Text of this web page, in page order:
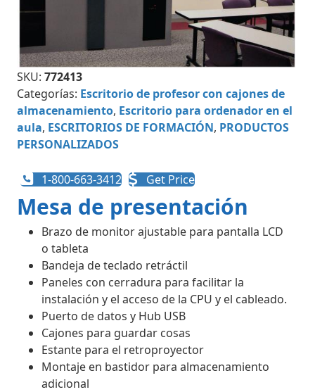
SKU: 772413
Categorías: Escritorio de profesor con cajones de
almacenamiento, Escritorio para ordenador en el
aula, ESCRITORIOS DE FORMACIÓN, PRODUCTOS
PERSONALIZADOS
1-800-663-3412 Get Price
Mesa de presentación
Brazo de monitor ajustable para pantalla LCD
o tableta
Bandeja de teclado retráctil
Paneles con cerradura para facilitar la
instalación y el acceso de la CPU y el cableado.
Puerto de datos y Hub USB
Cajones para guardar cosas
Estante para el retroproyector
Montaje en bastidor para almacenamiento
adicional